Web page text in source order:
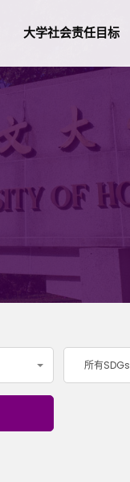
大学社会责任目标
所有SDGs